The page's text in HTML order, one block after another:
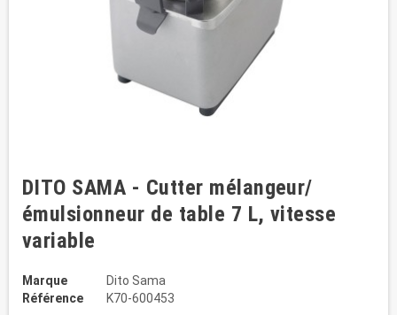
DITO SAMA - Cutter mélangeur/
émulsionneur de table 7 L, vitesse
variable
Marque
Dito Sama
Référence
K70-600453